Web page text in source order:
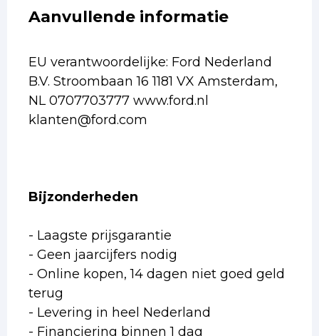
Aanvullende informatie
EU verantwoordelijke: Ford Nederland
B.V. Stroombaan 16 1181 VX Amsterdam,
NL 0707703777 www.ford.nl
klanten@ford.com
Bijzonderheden
- Laagste prijsgarantie
- Geen jaarcijfers nodig
- Online kopen, 14 dagen niet goed geld
terug
- Levering in heel Nederland
- Financiering binnen 1 dag